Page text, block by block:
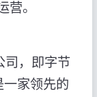
营。
司，即字节
家领先的